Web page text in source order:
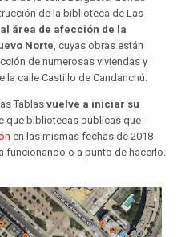
de la biblioteca de Las
área de afección de la
Norte, cuyas obras están
de numerosas viviendas y
la calle Castillo de Candanchú.
Tablas vuelve a iniciar su
que bibliotecas públicas que
en las mismas fechas de 2018
funcionando o a punto de hacerlo.